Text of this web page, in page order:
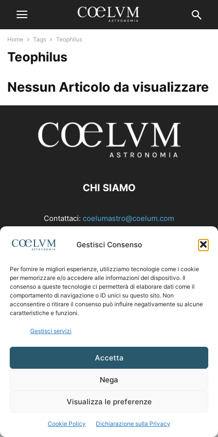
Gestisci Consenso
Per fornire le migliori esperienze, utilizziamo tecnologie come i cookie
per memorizzare e/o accedere alle informazioni del dispositivo. Il
consenso a queste tecnologie ci permetterà di elaborare dati come il
comportamento di navigazione o ID unici su questo sito. Non
acconsentire o ritirare il consenso può influire negativamente su alcune
caratteristiche e funzioni.
Gestisci servizi
Accetta
Nega
Visualizza le preferenze
Cookie Policy Dichiarazione sulla Privacy
Home Tags Teophilus
Teophilus
Nessun Articolo da visualizzare
CHI SIAMO
Contattaci: coelumastro@coelum.com
SEGUICI